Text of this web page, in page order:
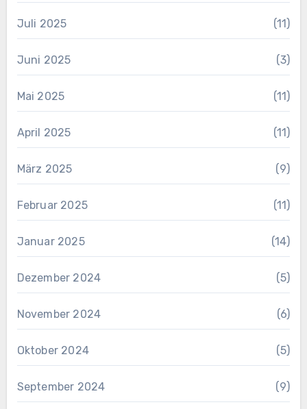
Juli 2025 (11)
Juni 2025 (3)
Mai 2025 (11)
April 2025 (11)
März 2025 (9)
Februar 2025 (11)
Januar 2025 (14)
Dezember 2024 (5)
November 2024 (6)
Oktober 2024 (5)
September 2024 (9)